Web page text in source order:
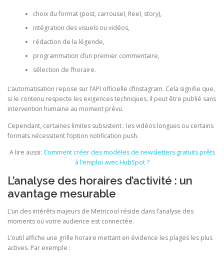
choix du format (post, carrousel, Reel, story),
intégration des visuels ou vidéos,
rédaction de la légende,
programmation d’un premier commentaire,
sélection de l’horaire.
L’automatisation repose sur l’API officielle d’Instagram. Cela signifie que,
si le contenu respecte les exigences techniques, il peut être publié sans
intervention humaine au moment prévu.
Cependant, certaines limites subsistent : les vidéos longues ou certains
formats nécessitent l’option notification push.
A lire aussi: Comment créer des modèles de newsletters gratuits prêts
à l’emploi avec HubSpot ?
L’analyse des horaires d’activité : un
avantage mesurable
L’un des intérêts majeurs de Metricool réside dans l’analyse des
moments où votre audience est connectée.
L’outil affiche une grille horaire mettant en évidence les plages les plus
actives. Par exemple :